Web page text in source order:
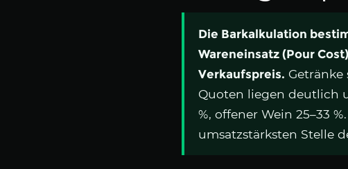
Die Barkalkulation
Wareneinsatz (Pour
Verkaufspreis.
Quoten liegen deutlich
%, offener Wein 25–33
umsatzstärksten Stelle